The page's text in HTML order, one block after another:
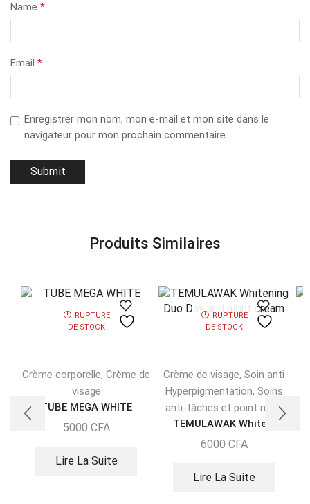
Name *
Email *
Enregistrer mon nom, mon e-mail et mon site dans le
navigateur pour mon prochain commentaire.
Produits Similaires
RUPTURE
DE STOCK
Crème corporelle, Crème de
visage
TUBE MEGA WHITE
5000 CFA
Lire La Suite
RUPTURE
DE STOCK
Crème de visage, Soin anti
Hyperpigmentation, Soins
anti-tâches et point noirs
TEMULAWAK White...
6000 CFA
Lire La Suite